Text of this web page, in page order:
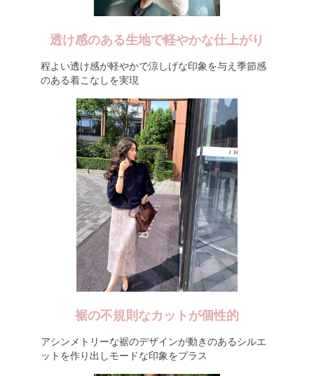
透け感のある生地で軽やかな仕上がり
程よい透け感が軽やかで涼しげな印象を与え季節感
のある着こなしを実現
裾の不規則なカットが個性的
アシンメトリーな裾のデザインが動きのあるシルエ
ットを作り出しモードな印象をプラス